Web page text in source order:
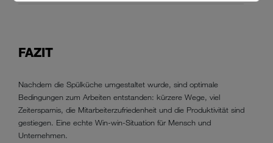
FAZIT
Nachdem die Spülküche umgestaltet wurde, sind optimale
Bedingungen zum Arbeiten entstanden: kürzere Wege, viel
Zeitersparnis, die Mitarbeiterzufriedenheit und die Produktivität sind
gestiegen. Eine echte Win-win-Situation für Mensch und
Unternehmen.